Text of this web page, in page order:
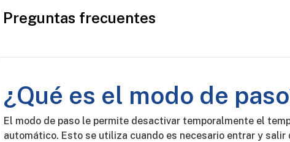
Preguntas frecuentes
¿Qué es el modo de
El modo de paso le permite desactivar temporalmente el
automático. Esto se utiliza cuando es necesario entrar y salir